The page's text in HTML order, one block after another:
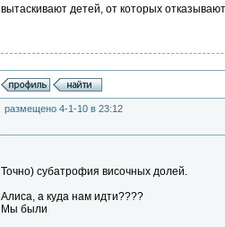
вытаскивают детей, от которых
размещено 4-1-10 в 23:12
Точно) субатрофия височных долей.
Алиса, а куда нам идти????
Мы были